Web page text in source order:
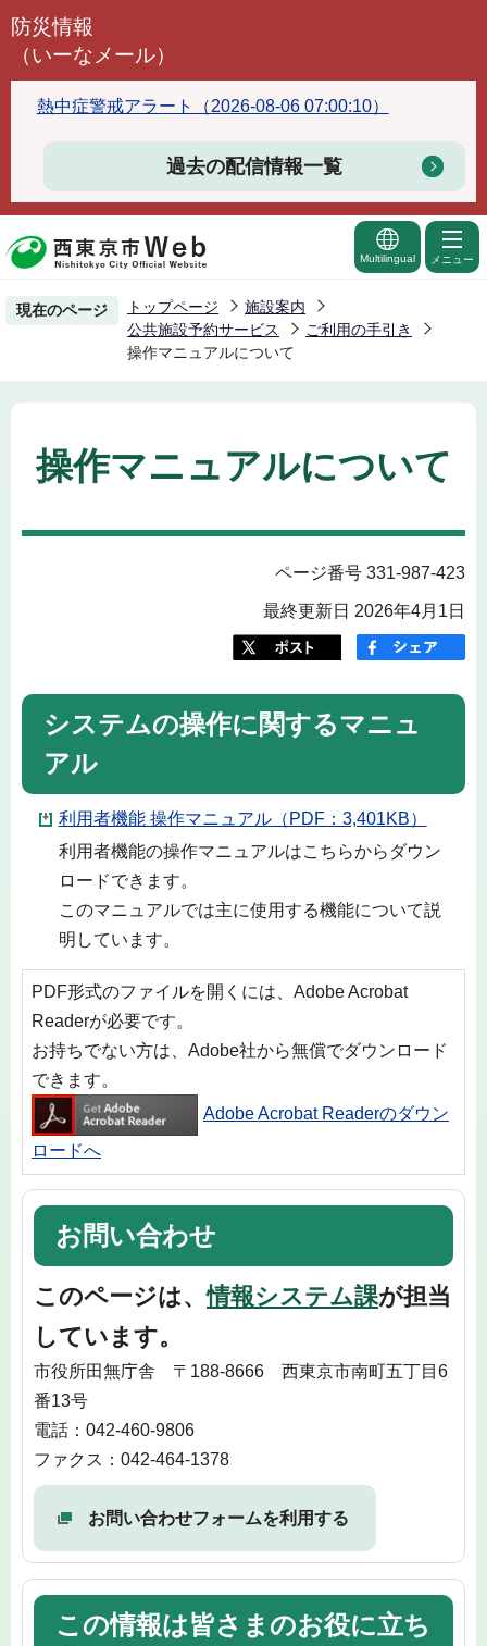
こ
頭
で
防災情報
（いーなメール）
熱中症警戒アラート（2026-08-06 07:00:10）
過去の配信情報一覧
Multilingual メニュー
現在のページ トップページ
施設案内
公共施設予約サービス
ご利用の手引き
操作マニュアルについて
操作マニュアルについて
ページ番号 331-987-423
最終更新日 2026年4月1日
システムの操作に関するマニュ
アル
利用者機能 操作マニュアル（PDF：3,401KB）
利用者機能の操作マニュアルはこちらからダウン
ロードできます。
このマニュアルでは主に使用する機能について説
明しています。
PDF形式のファイルを開くには、Adobe Acrobat
Readerが必要です。
お持ちでない方は、Adobe社から無償でダウンロード
できます。
Adobe Acrobat Readerのダウン
ロードへ
お問い合わせ
このページは、情報システム課が担当
しています。
市役所田無庁舎 〒188-8666 西東京市南町五丁目6
番13号
電話：042-460-9806
ファクス：042-464-1378
お問い合わせフォームを利用する
この情報は皆さまのお役に立ち